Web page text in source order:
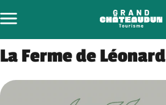
au
contenu
La Ferme de Léonard